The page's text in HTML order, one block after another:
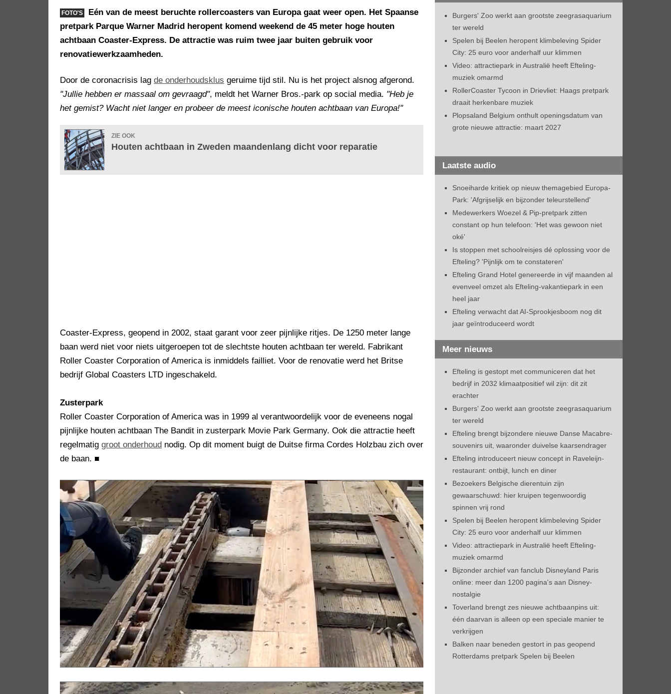
FOTO'S
Eén van de meest beruchte rollercoasters van Europa gaat weer open. Het Spaanse
pretpark Parque Warner Madrid heropent komend weekend de 45 meter hoge houten
achtbaan Coaster-Express. De attractie was ruim twee jaar buiten gebruik voor
renovatiewerkzaamheden.
Door de coronacrisis lag de onderhoudsklus geruime tijd stil. Nu is het project alsnog afgerond.
"Jullie hebben er massaal om gevraagd", meldt het Warner Bros.-park op social media. "Heb je
het gemist? Wacht niet langer en probeer de meest iconische houten achtbaan van Europa!"
ZIE OOK
Houten achtbaan in Zweden maandenlang dicht voor reparatie
Coaster-Express, geopend in 2002, staat garant voor zeer pijnlijke ritjes. De 1250 meter lange
baan werd niet voor niets uitgeroepen tot de slechtste houten achtbaan ter wereld. Fabrikant
Roller Coaster Corporation of America is inmiddels failliet. Voor de renovatie werd het Britse
bedrijf Global Coasters LTD ingeschakeld.
Zusterpark
Roller Coaster Corporation of America was in 1999 al verantwoordelijk voor de eveneens nogal
pijnlijke houten achtbaan The Bandit in zusterpark Movie Park Germany. Ook die attractie heeft
regelmatig groot onderhoud nodig. Op dit moment buigt de Duitse firma Cordes Holzbau zich over
de baan. ■
Burgers' Zoo werkt aan grootste zeegrasaquarium
ter wereld
Spelen bij Beelen heropent klimbeleving Spider
City: 25 euro voor anderhalf uur klimmen
Video: attractiepark in Australië heeft Efteling-
muziek omarmd
RollerCoaster Tycoon in Drievliet: Haags pretpark
draait herkenbare muziek
Plopsaland Belgium onthult openingsdatum van
grote nieuwe attractie: maart 2027
Laatste audio
Snoeiharde kritiek op nieuw themagebied Europa-
Park: 'Afgrijselijk en bijzonder teleurstellend'
Medewerkers Woezel & Pip-pretpark zitten
constant op hun telefoon: 'Het was gewoon niet
oké'
Is stoppen met schoolreisjes dé oplossing voor de
Efteling? 'Pijnlijk om te constateren'
Efteling Grand Hotel genereerde in vijf maanden al
evenveel omzet als Efteling-vakantiepark in een
heel jaar
Efteling verwacht dat AI-Sprookjesboom nog dit
jaar geïntroduceerd wordt
Meer nieuws
Efteling is gestopt met communiceren dat het
bedrijf in 2032 klimaatpositief wil zijn: dit zit
erachter
Burgers' Zoo werkt aan grootste zeegrasaquarium
ter wereld
Efteling brengt bijzondere nieuwe Danse Macabre-
souvenirs uit, waaronder duivelse kaarsendrager
Efteling introduceert nieuw concept in Raveleijn-
restaurant: ontbijt, lunch en diner
Bezoekers Belgische dierentuin zijn
gewaarschuwd: hier kruipen tegenwoordig
spinnen vrij rond
Spelen bij Beelen heropent klimbeleving Spider
City: 25 euro voor anderhalf uur klimmen
Video: attractiepark in Australië heeft Efteling-
muziek omarmd
Bijzonder archief van fanclub Disneyland Paris
online: meer dan 1200 pagina's aan Disney-
nostalgie
Toverland brengt zes nieuwe achtbaanpins uit:
één daarvan is alleen op een speciale manier te
verkrijgen
Balken naar beneden gestort in pas geopend
Rotterdams pretpark Spelen bij Beelen